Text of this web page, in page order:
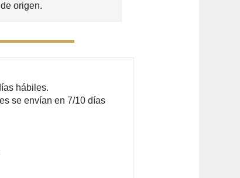
origen.
hábiles.
se envían en 7/10 días